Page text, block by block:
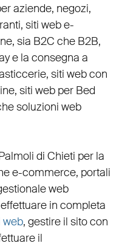
aziende, negozi,
, siti web e-
sia B2C che B2B,
e la consegna a
, siti web con
, siti web per Bed
soluzioni web
di Chieti per la
e-commerce, portali
web
in completa
web, gestire il sito con
il